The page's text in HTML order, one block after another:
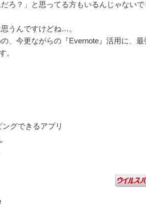
ろ？」と思ってる方もいるんじゃないで
うんですけどね…。
、今更ながらの『Evernote』活用に、
。
ングできるアプリ